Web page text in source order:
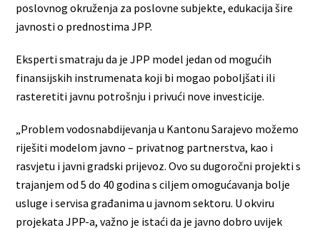
poslovnog okruženja za poslovne subjekte, edukacija šire
javnosti o prednostima JPP.
Eksperti smatraju da je JPP model jedan od mogućih
finansijskih instrumenata koji bi mogao poboljšati ili
rasteretiti javnu potrošnju i privući nove investicije.
„Problem vodosnabdijevanja u Kantonu Sarajevo možemo
riješiti modelom javno – privatnog partnerstva, kao i
rasvjetu i javni gradski prijevoz. Ovo su dugoročni projekti s
trajanjem od 5 do 40 godina s ciljem omogućavanja bolje
usluge i servisa građanima u javnom sektoru. U okviru
projekata JPP-a, važno je istaći da je javno dobro uvijek